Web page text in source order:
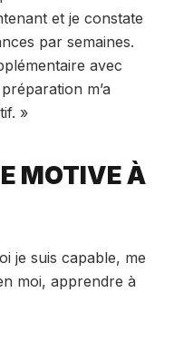
et je constate
par semaines.
avec
m’a
»
MOTIVE À
je suis capable, me
moi, apprendre à